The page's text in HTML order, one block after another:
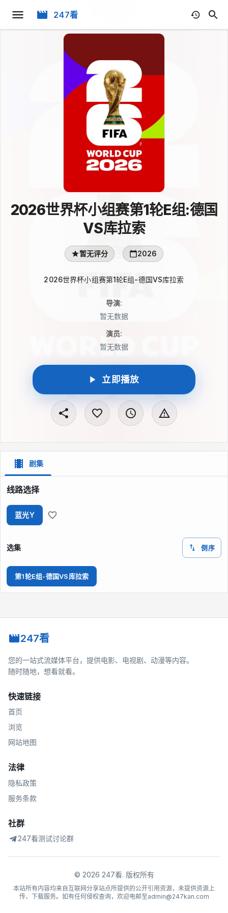
247看
2026世界杯小组赛第1轮E组:德国
VS库拉索
暂无评分 2026
2026世界杯小组赛第1轮E组-德国VS库拉索
导演:
暂无数据
演员:
暂无数据
立即播放
剧集
线路选择
蓝光Y
选集 倒序
第1轮E组-德国VS库拉索
247看
您的一站式流媒体平台，提供电影、电视剧、动漫等内容。
随时随地，想看就看。
快速链接
首页
浏览
网站地图
法律
隐私政策
服务条款
社群
247看测试讨论群
© 2026 247看. 版权所有
本站所有内容均来自互联网分享站点所提供的公开引用资源，未提供资源上
传、下载服务。如有任何侵权查询，欢迎电邮至admin@247kan.com